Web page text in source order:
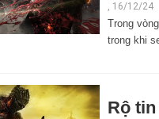
, 16/12/24
Trong
trong khi
Rộ